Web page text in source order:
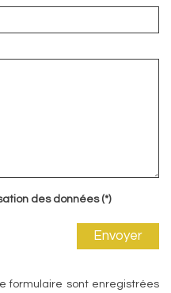
des données (*)
Envoyer
formulaire sont enregistrées